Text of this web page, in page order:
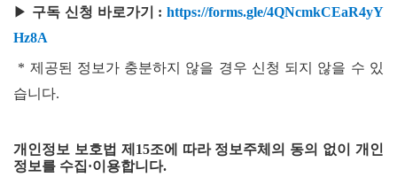
▶ 구독 신청 바로가기 : https://forms.gle/4QNcmkCEaR4yY
Hz8A
* 제공된 정보가 충분하지 않을 경우 신청 되지 않을 수 있
습니다.
개인정보 보호법 제15조에 따라 정보주체의 동의 없이 개인
정보를 수집·이용합니다.